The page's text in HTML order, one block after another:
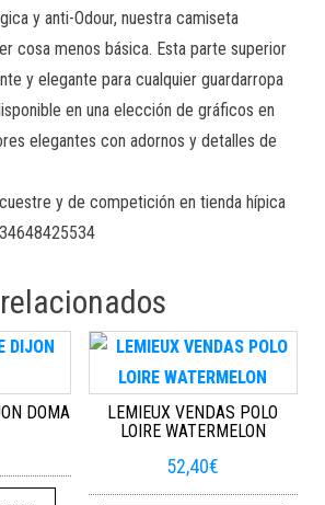
y anti-Odour, nuestra camiseta
cosa menos básica. Esta parte superior
y elegante para cualquier guardarropa
en una elección de gráficos en
elegantes con adornos y detalles de
y de competición en tienda hípica
DOMA
LEMIEUX VENDAS POLO
LOIRE WATERMELON
52,40€